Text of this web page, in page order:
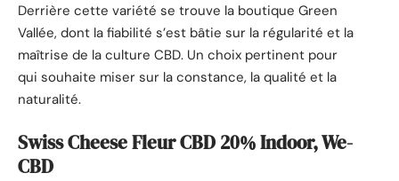
Derrière cette variété se trouve la boutique Green
Vallée, dont la fiabilité s’est bâtie sur la régularité et la
maîtrise de la culture CBD. Un choix pertinent pour
qui souhaite miser sur la constance, la qualité et la
naturalité.
Swiss Cheese Fleur CBD 20% Indoor, We-
CBD